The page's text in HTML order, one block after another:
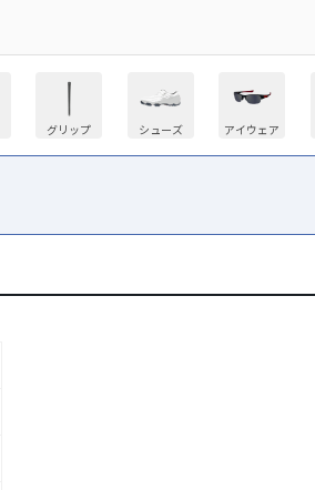
グリップ シューズ アイウェア